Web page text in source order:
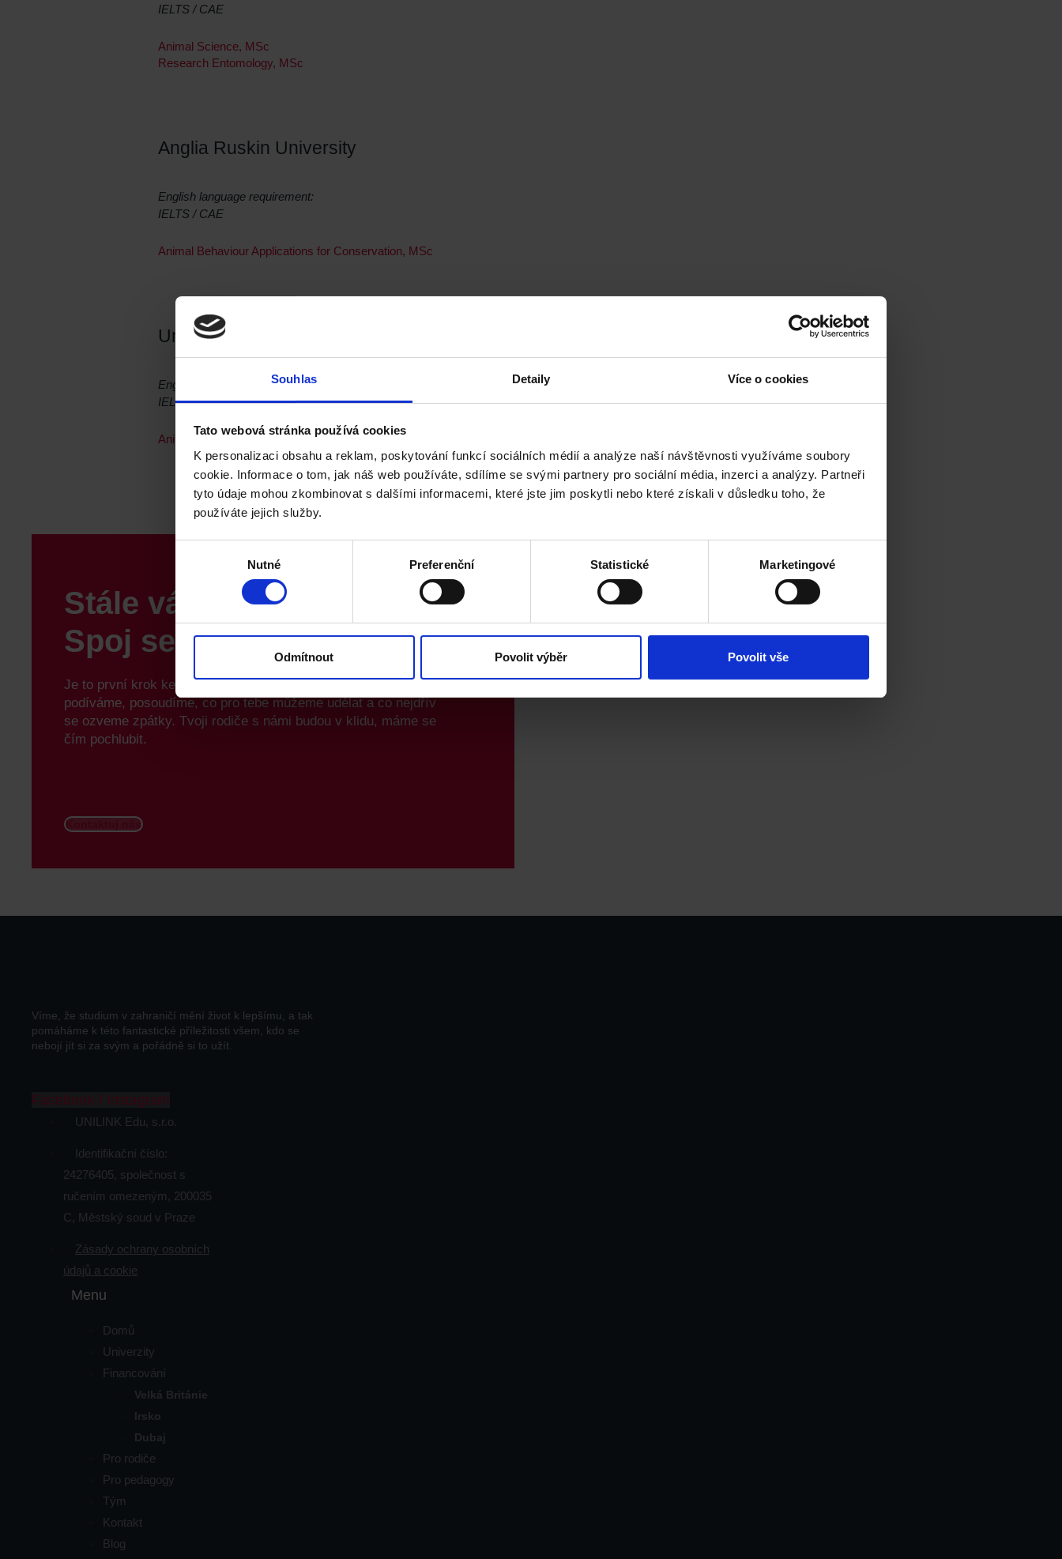
Souhlas Detaily Více o cookies
Tato webová stránka používá cookies
K personalizaci obsahu a reklam, poskytování funkcí sociálních médií a analýze naší návštěvnosti využíváme soubory
cookie. Informace o tom, jak náš web používáte, sdílíme se svými partnery pro sociální média, inzerci a analýzy. Partneři
tyto údaje mohou zkombinovat s dalšími informacemi, které jste jim poskytli nebo které získali v důsledku toho, že
používáte jejich služby.
Nutné Preferenční Statistické Marketingové
Odmítnout Povolit výběr Povolit vše
IELTS / CAE
Animal Science, MSc
Research Entomology, MSc
Anglia Ruskin University
English language requirement:
IELTS / CAE
Animal Behaviour Applications for Conservation, MSc
University of Winchester
English language requirement:
IELTS / CAE
Animal Welfare, Behaviour, Ethics and Law, MSc
Stále váháš?
Spoj se s námi
Je to první krok ke společné schůzce. My se na tvůj příběh
podíváme, posoudíme, co pro tebe můžeme udělat a co nejdřív
se ozveme zpátky. Tvoji rodiče s námi budou v klidu, máme se
čím pochlubit.
Kontaktuj nás
Víme, že studium v zahraničí mění život k lepšímu, a tak
pomáháme k této fantastické příležitosti všem, kdo se
nebojí jít si za svým a pořádně si to užít.
Facebook-f Instagram
UNILINK Edu, s.r.o.
Identifikační číslo:
24276405, společnost s
ručením omezeným, 200035
C, Městský soud v Praze
Zásady ochrany osobních
údajů a cookie
Menu
Domů
Univerzity
Financování
Velká Británie
Irsko
Dubaj
Pro rodiče
Pro pedagogy
Tým
Kontakt
Blog